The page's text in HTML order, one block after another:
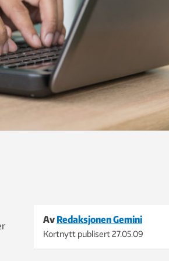
Av Redaksjonen Gemini
Kortnytt publisert27.05.09